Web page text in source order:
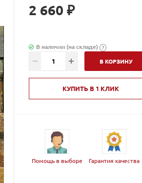
2 660 ₽
В наличии (на складе) ?
В КОРЗИНУ
КУПИТЬ В 1 КЛИК
Помощь в выборе Гарантия качества